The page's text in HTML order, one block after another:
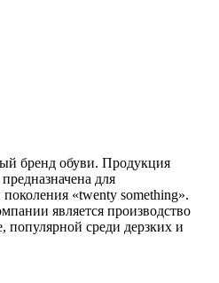
бренд обуви. Продукция
для
«twenty something».
является производство
популярной среди дерзких и